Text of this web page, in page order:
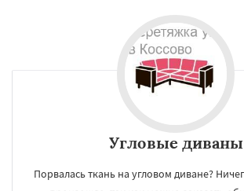
Угловые диваны
Порвалась ткань на угловом диване?